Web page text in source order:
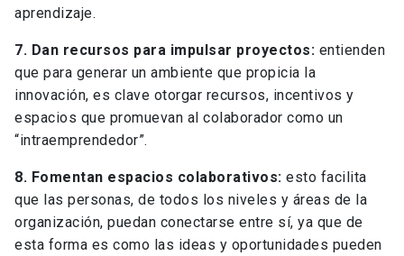
aprendizaje.
7. Dan recursos para impulsar proyectos: entienden
que para generar un ambiente que propicia la
innovación, es clave otorgar recursos, incentivos y
espacios que promuevan al colaborador como un
“intraemprendedor”.
8. Fomentan espacios colaborativos: esto facilita
que las personas, de todos los niveles y áreas de la
organización, puedan conectarse entre sí, ya que de
esta forma es como las ideas y oportunidades pueden